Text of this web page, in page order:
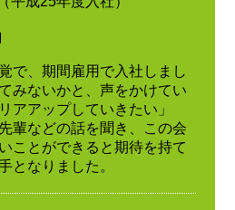
で、期間雇用で入社しまし
みないかと、声をかけてい
アアップしていきたい」
輩などの話を聞き、この会
ことができると期待を持て
となりました。